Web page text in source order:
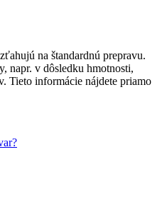
na štandardnú prepravu.
napr. v dôsledku hmotnosti,
Tieto informácie nájdete priamo